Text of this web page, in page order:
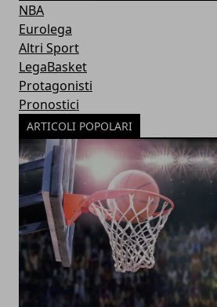
NBA
Eurolega
Altri Sport
LegaBasket
Protagonisti
Pronostici
ARTICOLI POPOLARI